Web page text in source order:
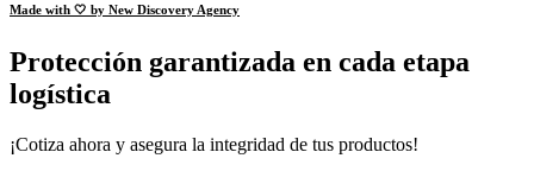
Made with 🤍 by New Discovery Agency
Protección garantizada en cada etapa
logística
¡Cotiza ahora y asegura la integridad de tus productos!